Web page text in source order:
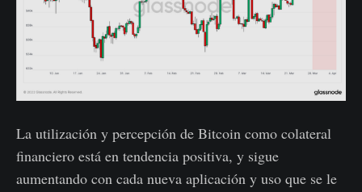
La utilización y percepción de Bitcoin como colateral
financiero está en tendencia positiva, y sigue
aumentando con cada nueva aplicación y uso que se le